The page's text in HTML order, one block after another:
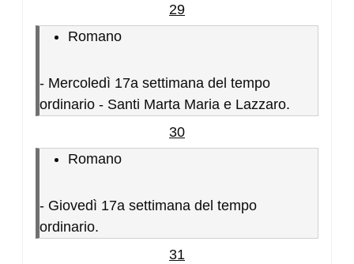
29
Romano
- Mercoledì 17a settimana del tempo
ordinario - Santi Marta Maria e Lazzaro.
30
Romano
- Giovedì 17a settimana del tempo
ordinario.
31